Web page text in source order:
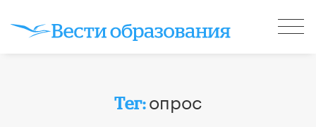
Тег:опрос